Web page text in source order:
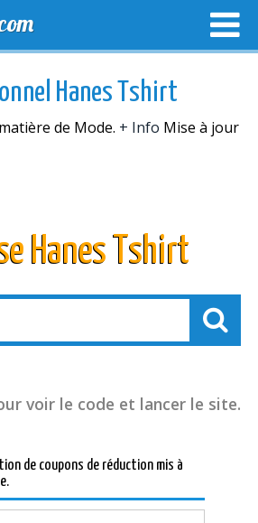
Hanes Tshirt
de Mode. + Info Mise à jour
Hanes Tshirt
voir le code et lancer le site.
de coupons de réduction mis à